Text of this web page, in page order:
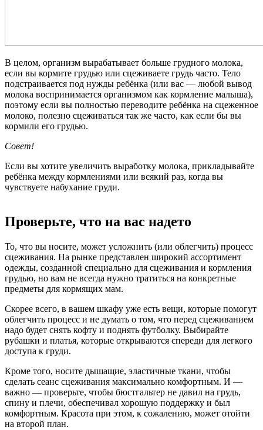
В целом, организм вырабатывает больше грудного молока,
если вы кормите грудью или сцеживаете грудь часто. Тело
подстраивается под нужды ребёнка (или вас — любой вывод
молока воспринимается организмом как кормление малыша),
поэтому если вы полностью переводите ребёнка на сцеженное
молоко, полезно сцеживаться так же часто, как если бы вы
кормили его грудью.
Совет!
Если вы хотите увеличить выработку молока, прикладывайте
ребёнка между кормлениями или всякий раз, когда вы
чувствуете набухание груди.
Проверьте, что на вас надето
То, что вы носите, может усложнить (или облегчить) процесс
сцеживания. На рынке представлен широкий ассортимент
одежды, созданной специально для сцеживания и кормления
грудью, но вам не всегда нужно тратиться на конкретные
предметы для кормящих мам.
Скорее всего, в вашем шкафу уже есть вещи, которые помогут
облегчить процесс и не думать о том, что перед сцеживанием
надо будет снять кофту и поднять футболку. Выбирайте
рубашки и платья, которые открываются спереди для легкого
доступа к груди.
Кроме того, носите дышащие, эластичные ткани, чтобы
сделать сеанс сцеживания максимально комфортным. И —
важно — проверьте, чтобы бюстгальтер не давил на грудь,
спину и плечи, обеспечивал хорошую поддержку и был
комфортным. Красота при этом, к сожалению, может отойти
на второй план.